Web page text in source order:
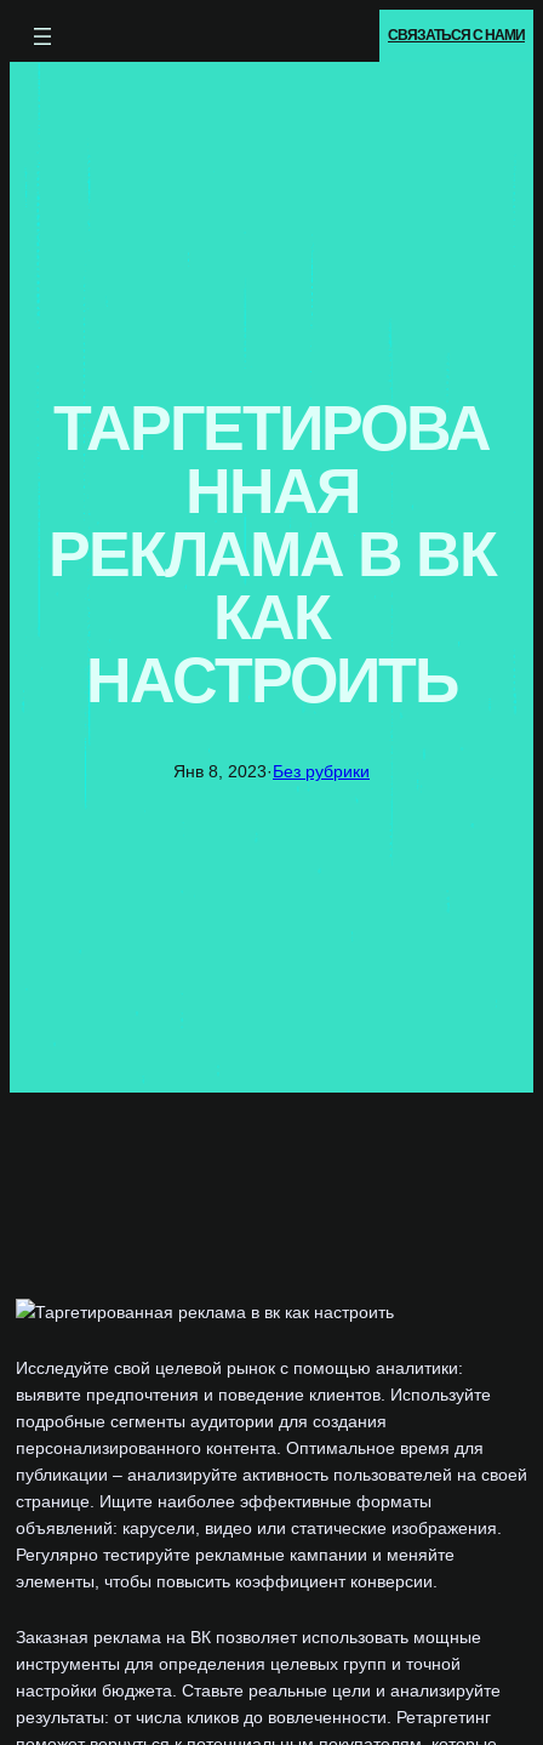
СВЯЗАТЬСЯ С НАМИ
ТАРГЕТИРОВА
ННАЯ
РЕКЛАМА В ВК
КАК
НАСТРОИТЬ
Янв 8, 2023·Без рубрики
Исследуйте свой целевой рынок с помощью аналитики:
выявите предпочтения и поведение клиентов. Используйте
подробные сегменты аудитории для создания
персонализированного контента. Оптимальное время для
публикации – анализируйте активность пользователей на своей
странице. Ищите наиболее эффективные форматы
объявлений: карусели, видео или статические изображения.
Регулярно тестируйте рекламные кампании и меняйте
элементы, чтобы повысить коэффициент конверсии.
Заказная реклама на ВК позволяет использовать мощные
инструменты для определения целевых групп и точной
настройки бюджета. Ставьте реальные цели и анализируйте
результаты: от числа кликов до вовлеченности. Ретаргетинг